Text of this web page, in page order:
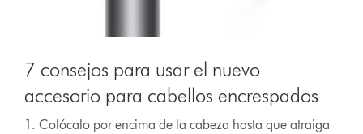
7 consejos para usar el nuevo
accesorio para cabellos encrespados
Colócalo por encima de la cabeza hasta que atraiga